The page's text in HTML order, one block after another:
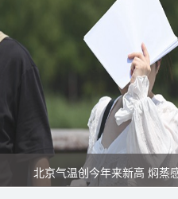
北京气温创今年来新高 焖蒸